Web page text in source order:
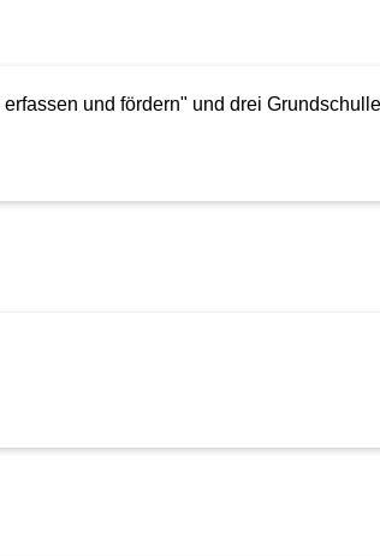
und fördern" und drei